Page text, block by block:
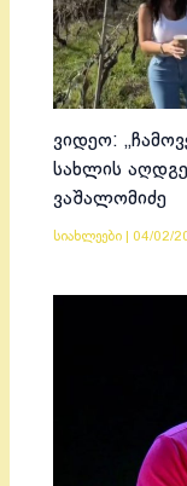
ვიდეო:
სახლის
ვაშალომიძე
სიახლეები 04/02/